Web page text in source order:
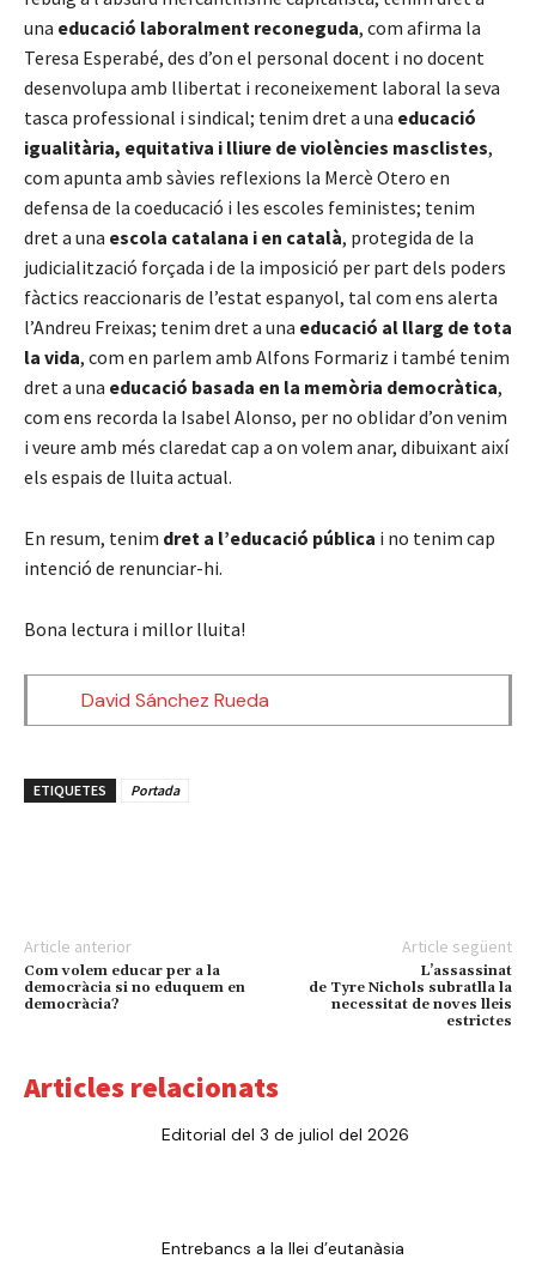
una educació laboralment reconeguda, com afirma la
Teresa Esperabé, des d’on el personal docent i no docent
desenvolupa amb llibertat i reconeixement laboral la seva
tasca professional i sindical; tenim dret a una educació
igualitària, equitativa i lliure de violències masclistes,
com apunta amb sàvies reflexions la Mercè Otero en
defensa de la coeducació i les escoles feministes; tenim
dret a una escola catalana i en català, protegida de la
judicialització forçada i de la imposició per part dels poders
fàctics reaccionaris de l’estat espanyol, tal com ens alerta
l’Andreu Freixas; tenim dret a una educació al llarg de tota
la vida, com en parlem amb Alfons Formariz i també tenim
dret a una educació basada en la memòria democràtica,
com ens recorda la Isabel Alonso, per no oblidar d’on venim
i veure amb més claredat cap a on volem anar, dibuixant així
els espais de lluita actual.
En resum, tenim dret a l’educació pública i no tenim cap
intenció de renunciar-hi.
Bona lectura i millor lluita!
David Sánchez Rueda
ETIQUETES Portada
Article anterior
Com volem educar per a la
democràcia si no eduquem en
democràcia?
Article següent
L’assassinat
de Tyre Nichols subratlla la
necessitat de noves lleis
estrictes
Articles relacionats
Editorial del 3 de juliol del 2026
Entrebancs a la llei d’eutanàsia